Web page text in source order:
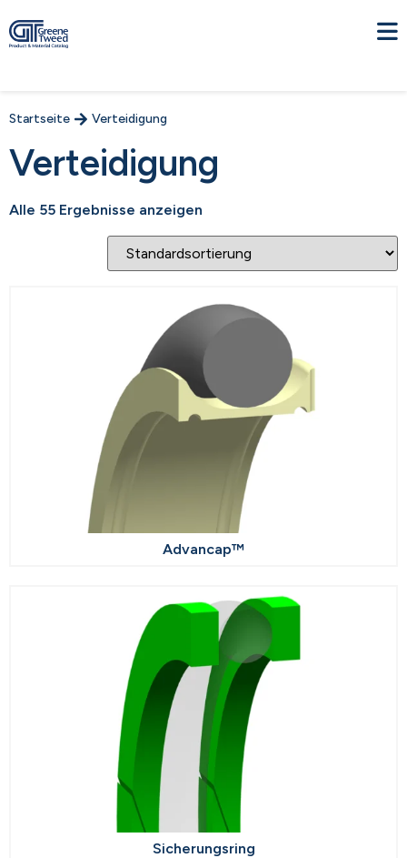
Startseite Verteidigung
Verteidigung
Alle 55 Ergebnisse anzeigen
Advancap™
Sicherungsring